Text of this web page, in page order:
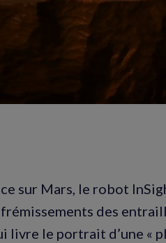
sur Mars, le robot
des
livre le portrait d’une «